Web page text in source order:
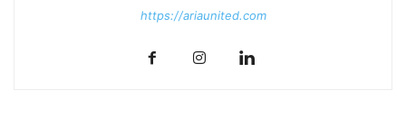
https://ariaunited.com